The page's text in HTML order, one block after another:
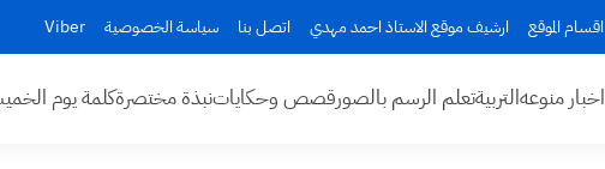
اقسام الموقع ارشيف موقع الاستاذ احمد مهدي اتصل بنا سياسة الخصوصية Viber
اخبار منوعهالتربيةتعلم الرسم بالصورقصص وحكاياتنبذة مختصرةكلمة يوم